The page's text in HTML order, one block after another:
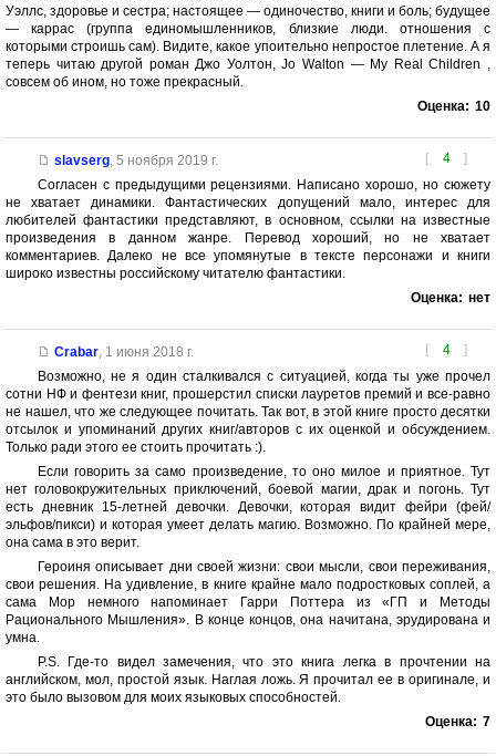
Уэллс, здоровье и сестра; настоящее — одиночество, книги и боль; будущее
— каррас (группа единомышленников, близкие люди. отношения с
которыми строишь сам). Видите, какое упоительно непростое плетение. А я
теперь читаю другой роман Джо Уолтон, Jo Walton — My Real Children ,
совсем об ином, но тоже прекрасный.
Оценка: 10
[ 4 ]
slavserg, 5 ноября 2019 г.
Согласен с предыдущими рецензиями. Написано хорошо, но сюжету
не хватает динамики. Фантастических допущений мало, интерес для
любителей фантастики представляют, в основном, ссылки на известные
произведения в данном жанре. Перевод хороший, но не хватает
комментариев. Далеко не все упомянутые в тексте персонажи и книги
широко известны российскому читателю фантастики.
Оценка: нет
[ 4 ]
Crabar, 1 июня 2018 г.
Возможно, не я один сталкивался с ситуацией, когда ты уже прочел
сотни НФ и фентези книг, прошерстил списки лауретов премий и все-равно
не нашел, что же следующее почитать. Так вот, в этой книге просто десятки
отсылок и упоминаний других книг/авторов с их оценкой и обсуждением.
Только ради этого ее стоить прочитать :).
Если говорить за само произведение, то оно милое и приятное. Тут
нет головокружительных приключений, боевой магии, драк и погонь. Тут
есть дневник 15-летней девочки. Девочки, которая видит фейри (фей/
эльфов/пикси) и которая умеет делать магию. Возможно. По крайней мере,
она сама в это верит.
Героиня описывает дни своей жизни: свои мысли, свои переживания,
свои решения. На удивление, в книге крайне мало подростковых соплей, а
сама Мор немного напоминает Гарри Поттера из «ГП и Методы
Рационального Мышления». В конце концов, она начитана, эрудирована и
умна.
P.S. Где-то видел замечения, что это книга легка в прочтении на
английском, мол, простой язык. Наглая ложь. Я прочитал ее в оригинале, и
это было вызовом для моих языковых способностей.
Оценка: 7